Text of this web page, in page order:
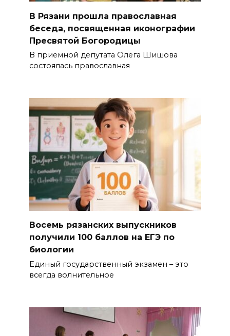
В Рязани прошла православная
беседа, посвященная иконографии
Пресвятой Богородицы
В приемной депутата Олега Шишова
состоялась православная
Восемь рязанских выпускников
получили 100 баллов на ЕГЭ по
биологии
Единый государственный экзамен – это
всегда волнительное